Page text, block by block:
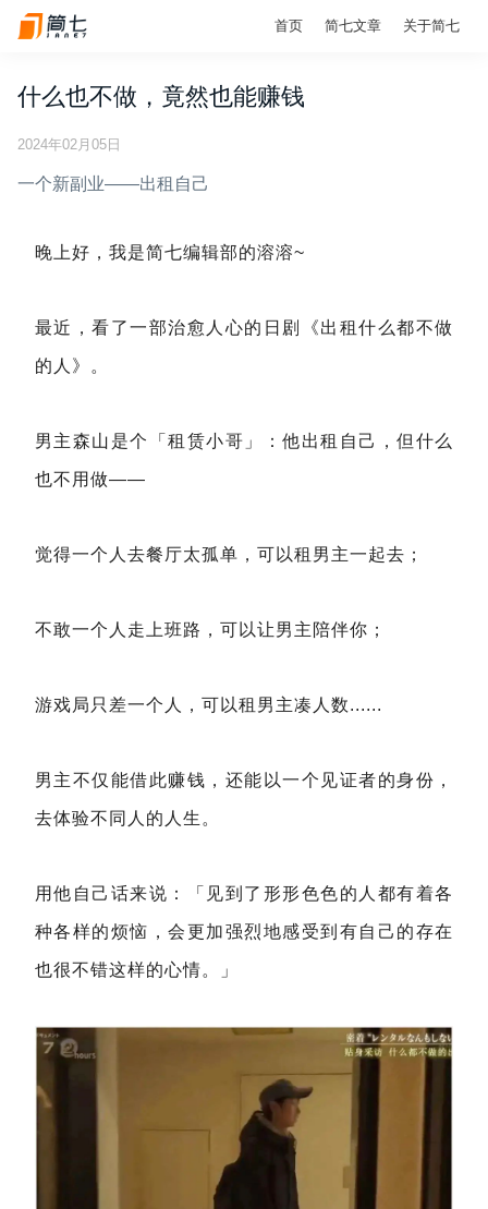
首页 简七文章 关于简七
什么也不做，竟然也能赚钱
2024年02月05日
一个新副业——出租自己
晚上好，我是简七编辑部的溶溶~
最近，看了一部治愈人心的日剧《出租什么都不做
的人》。
男主森山是个「租赁小哥」：他出租自己，但什么
也不用做——
觉得一个人去餐厅太孤单，可以租男主一起去；
不敢一个人走上班路，可以让男主陪伴你；
游戏局只差一个人，可以租男主凑人数......
男主不仅能借此赚钱，还能以一个见证者的身份，
去体验不同人的人生。
用他自己话来说：「见到了形形色色的人都有着各
种各样的烦恼，会更加强烈地感受到有自己的存在
也很不错这样的心情。」